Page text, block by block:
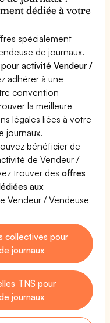
dédiée à votre
spécialement
de journaux.
activité Vendeur /
adhérer à une
convention
la meilleure
légales liées à votre
journaux.
bénéficier de
de Vendeur /
trouver desoffres
aux
Vendeur / Vendeuse
collectives pour
journaux
TNS pour
journaux